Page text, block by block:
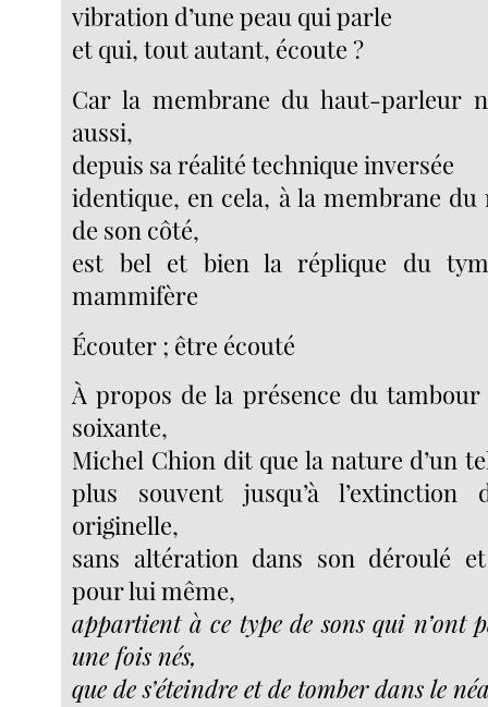
vibration d’une peau qui parle
et qui, tout autant, écoute ?
Car la membrane du haut-parleur
aussi,
depuis sa réalité technique inversée
identique, en cela, à la membrane
de son côté,
est bel et bien la réplique du
mammifère
Écouter ; être écouté
À propos de la présence du
soixante,
Michel Chion dit que la nature d’un
plus souvent jusqu’à l’extinction
originelle,
sans altération dans son déroulé
pour lui même,
appartient à ce type de sons qui n’ont
une fois nés,
que de s’éteindre et de tomber dans le